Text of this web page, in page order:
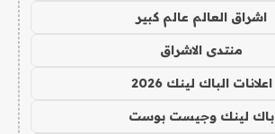
اشراق العالم عالم كبير
منتدى الاشراق
اعلانات الباك لينك 2026
باك لينك وجيست بوست